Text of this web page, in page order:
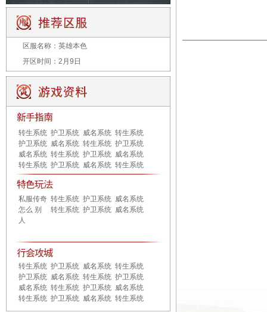
区服名称： 英雄本色
开区时间： 2月9日
转生系统 护卫系统 威名系统 转生系统
护卫系统 威名系统 转生系统 护卫系统
威名系统 转生系统 护卫系统 威名系统
转生系统 护卫系统 威名系统 转生系统
私服传奇
怎么 别
人
转生系统 护卫系统 威名系统
转生系统 护卫系统 威名系统
转生系统 护卫系统 威名系统 转生系统
护卫系统 威名系统 转生系统 护卫系统
威名系统 转生系统 护卫系统 威名系统
转生系统 护卫系统 威名系统 转生系统